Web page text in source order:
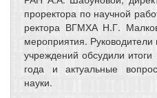
проректора по научной
ректора ВГМХА Н.Г.
мероприятия.
учреждений обсудили
года и актуальные
науки.